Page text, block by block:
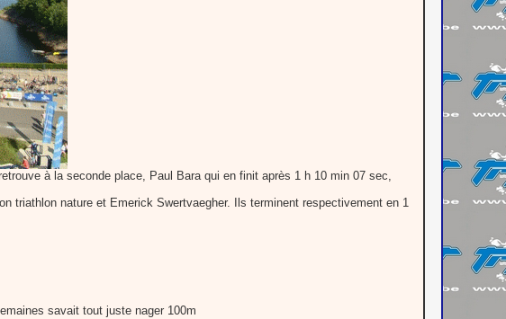
à la seconde place, Paul Bara qui en finit après 1 h 10 min 07 sec,
triathlon nature et Emerick Swertvaegher. Ils terminent respectivement en 1
savait tout juste nager 100m